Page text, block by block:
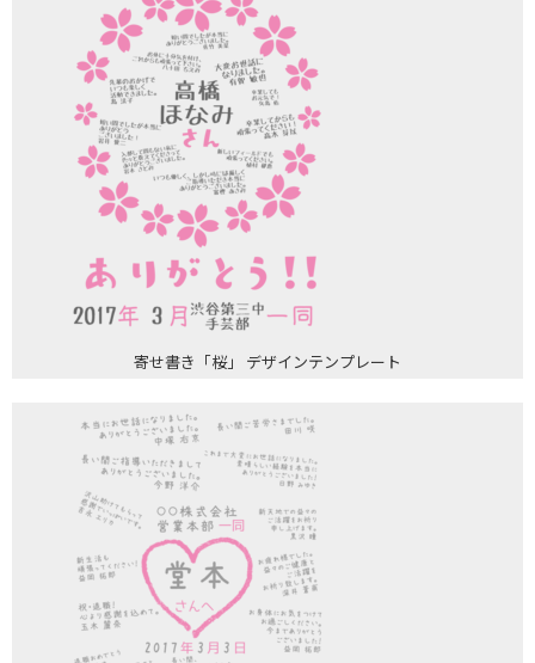
寄せ書き「桜」 デザインテンプレート